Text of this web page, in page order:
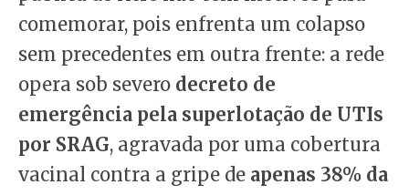
comemorar, pois enfrenta um colapso
sem precedentes em outra frente: a rede
opera sob severo decreto de
emergência pela superlotação de UTIs
por SRAG, agravada por uma cobertura
vacinal contra a gripe de apenas 38% da